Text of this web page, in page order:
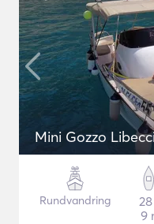
Mini Gozzo
Rundvandring
9